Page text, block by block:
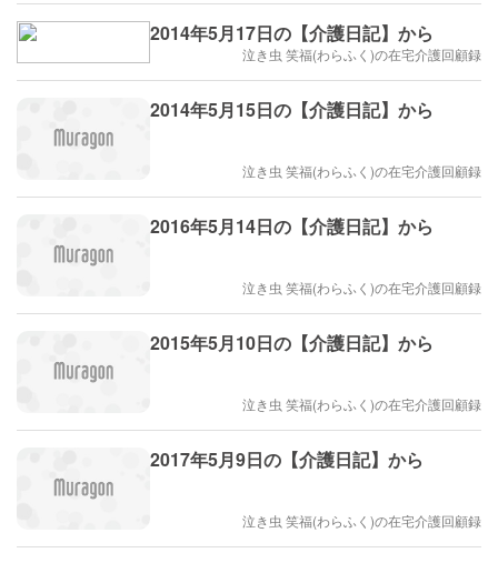
2014年5月17日の【介護日記】から
泣き虫 笑福(わらふく)の在宅介護回顧録
2014年5月15日の【介護日記】から
泣き虫 笑福(わらふく)の在宅介護回顧録
2016年5月14日の【介護日記】から
泣き虫 笑福(わらふく)の在宅介護回顧録
2015年5月10日の【介護日記】から
泣き虫 笑福(わらふく)の在宅介護回顧録
2017年5月9日の【介護日記】から
泣き虫 笑福(わらふく)の在宅介護回顧録